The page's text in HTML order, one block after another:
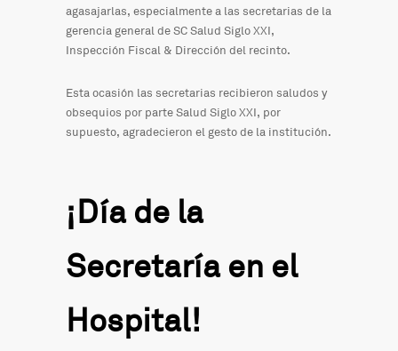
agasajarlas, especialmente a las secretarias de la
gerencia general de SC Salud Siglo XXI,
Inspección Fiscal & Dirección del recinto.
Esta ocasión las secretarias recibieron saludos y
obsequios por parte Salud Siglo XXI, por
supuesto, agradecieron el gesto de la institución.
¡Día de la
Secretaría en el
Hospital!